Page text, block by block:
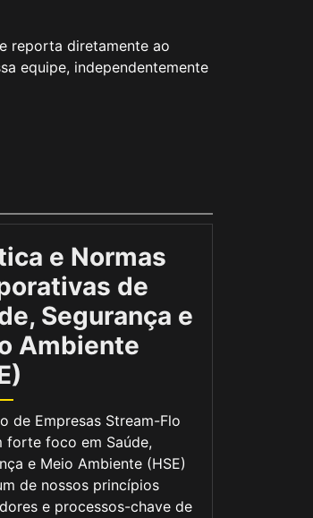
reporta diretamente ao
equipe, independentemente
e Normas
de
Segurança e
Ambiente
de Empresas Stream-Flo
forte foco em Saúde,
e Meio Ambiente (HSE)
de nossos princípios
e processos-chave de